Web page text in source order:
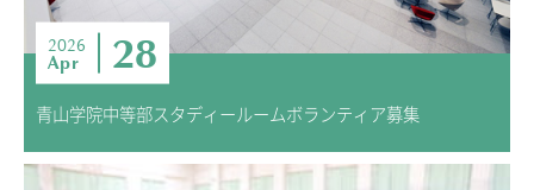
2026
Apr 28
青山学院中等部スタディールームボランティア募集